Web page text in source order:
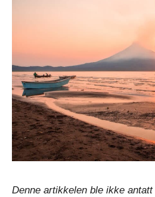
Denne artikkelen ble ikke